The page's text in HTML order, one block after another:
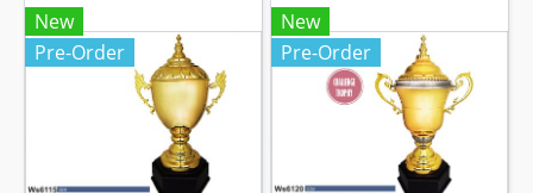
New
Pre-Order
New
Pre-Order